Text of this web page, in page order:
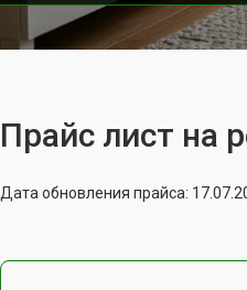
Прайс лист на
Дата обновления прайса: